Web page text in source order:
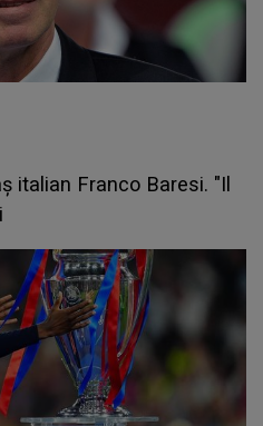
italian Franco Baresi. "Il